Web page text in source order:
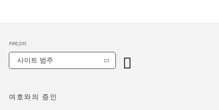
여호와의 증인
카테고리
사이트 범주